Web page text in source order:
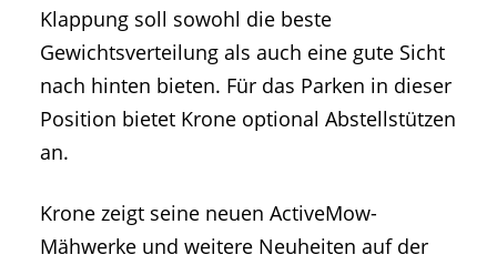
Klappung soll sowohl die beste
Gewichtsverteilung als auch eine gute Sicht
nach hinten bieten. Für das Parken in dieser
Position bietet Krone optional Abstellstützen
an.
Krone zeigt seine neuen ActiveMow-
Mähwerke und weitere Neuheiten auf der